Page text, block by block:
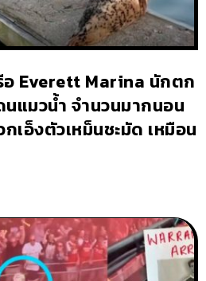
อ Everett Marina นักตก
นแมวน้ำ จำนวนมากนอน
เอ็งตัวเหม็นชะมัด เหมือน